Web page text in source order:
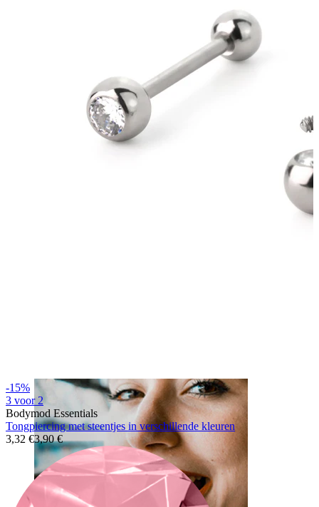
-15%
3 voor 2
Bodymod Essentials
Tongpiercing met steentjes in verschillende kleuren
3,32 €3,90 €